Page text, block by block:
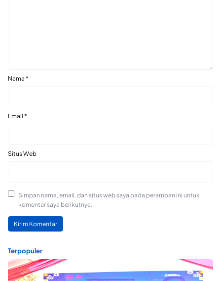
Nama *
Email *
Situs Web
Simpan nama, email, dan situs web saya pada peramban ini untuk
komentar saya berikutnya.
Terpopuler